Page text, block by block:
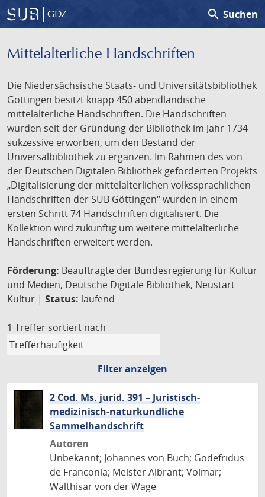
GDZ search Suchen
Mittelalterliche Handschriften
Die Niedersächsische Staats- und Universitätsbibliothek
Göttingen besitzt knapp 450 abendländische
mittelalterliche Handschriften. Die Handschriften
wurden seit der Gründung der Bibliothek im Jahr 1734
sukzessive erworben, um den Bestand der
Universalbibliothek zu ergänzen. Im Rahmen des von
der Deutschen Digitalen Bibliothek geförderten Projekts
„Digitalisierung der mittelalterlichen volkssprachlichen
Handschriften der SUB Göttingen“ wurden in einem
ersten Schritt 74 Handschriften digitalisiert. Die
Kollektion wird zukünftig um weitere mittelalterliche
Handschriften erweitert werden.
Förderung: Beauftragte der Bundesregierung für Kultur
und Medien, Deutsche Digitale Bibliothek, Neustart
Kultur | Status: laufend
1 Treffer sortiert nach
Filter anzeigen
2 Cod. Ms. jurid. 391 – Juristisch-
medizinisch-naturkundliche
Sammelhandschrift
Autoren
Unbekannt; Johannes von Buch; Godefridus
de Franconia; Meister Albrant; Volmar;
Walthisar von der Wage